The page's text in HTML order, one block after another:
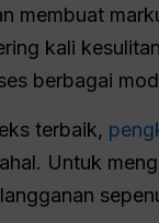
membuat
kali
berbagai
terbaik,
Untuk